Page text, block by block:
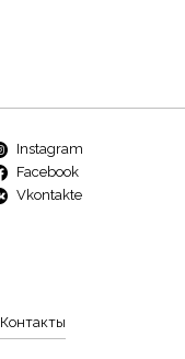
Instagram
Facebook
Vkontakte
Контакты